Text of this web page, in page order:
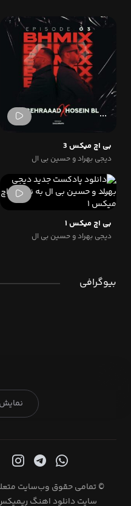
بی اچ میکس 3
دیجی بهراد و حسین بی ال
بی اچ میکس ۱
دیجی بهراد و حسین بی ال
بیوگرافی
© تمامی حقوق وب‌سایت
سایت دانلود اهنگ